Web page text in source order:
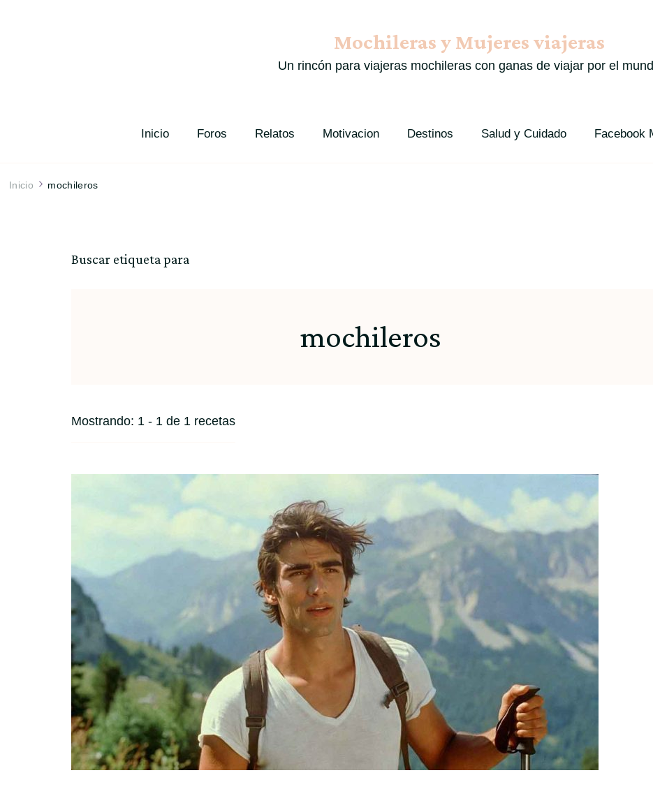
Mochileras y Mujeres viajeras
Un rincón para viajeras mochileras con ganas de viajar por el
Inicio Foros Relatos Motivacion Destinos Salud y Cuidado Facebook
Inicio mochileros
Buscar etiqueta para
mochileros
Mostrando: 1 - 1 de 1 recetas